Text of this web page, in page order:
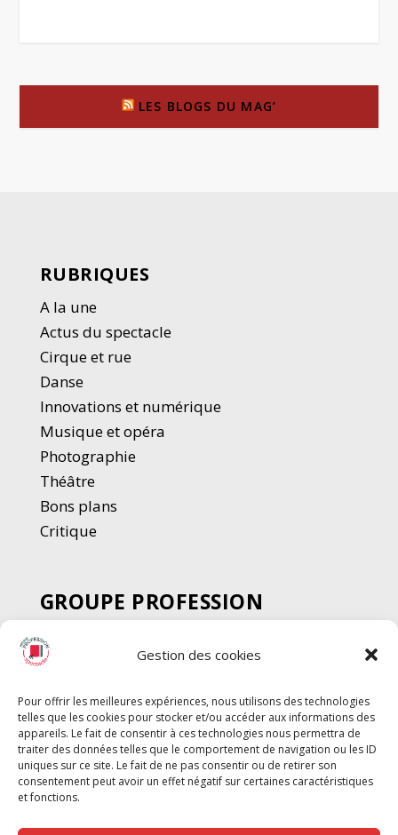
Gestion des cookies
Pour offrir les meilleures expériences, nous utilisons des technologies
telles que les cookies pour stocker et/ou accéder aux informations des
appareils. Le fait de consentir à ces technologies nous permettra de
traiter des données telles que le comportement de navigation ou les ID
uniques sur ce site. Le fait de ne pas consentir ou de retirer son
consentement peut avoir un effet négatif sur certaines caractéristiques
et fonctions.
LES BLOGS DU MAG’
RUBRIQUES
A la une
Actus du spectacle
Cirque et rue
Danse
Innovations et numérique
Musique et opéra
Photographie
Théâtre
Bons plans
Critique
GROUPE PROFESSION
SPECTACLE
Chèque Intermittents
Chèque Compta
Chèque Emploi Spectacle
G-Pods
Profession Audio-visuel